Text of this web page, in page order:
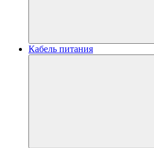
Кабель питания